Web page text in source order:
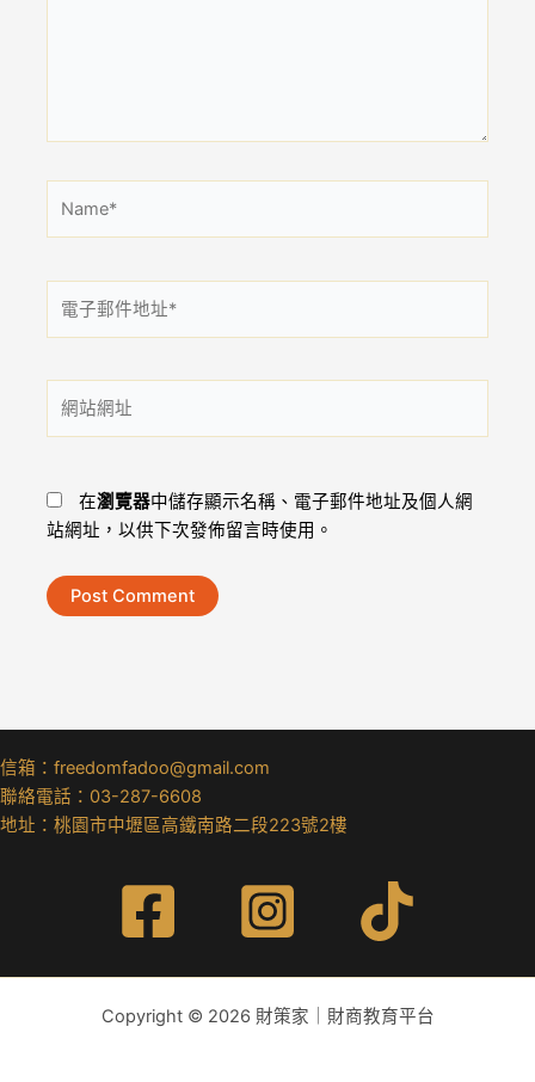
子
件
地
址
站
在瀏覽器中儲存顯示名稱、電子郵件地址及個人網
站網址，以供下次發佈留言時使用。
信箱：freedomfadoo@gmail.com
聯絡電話：03-287-6608
地址：桃園市中壢區高鐵南路二段223號2樓
Copyright © 2026 財策家｜財商教育平台